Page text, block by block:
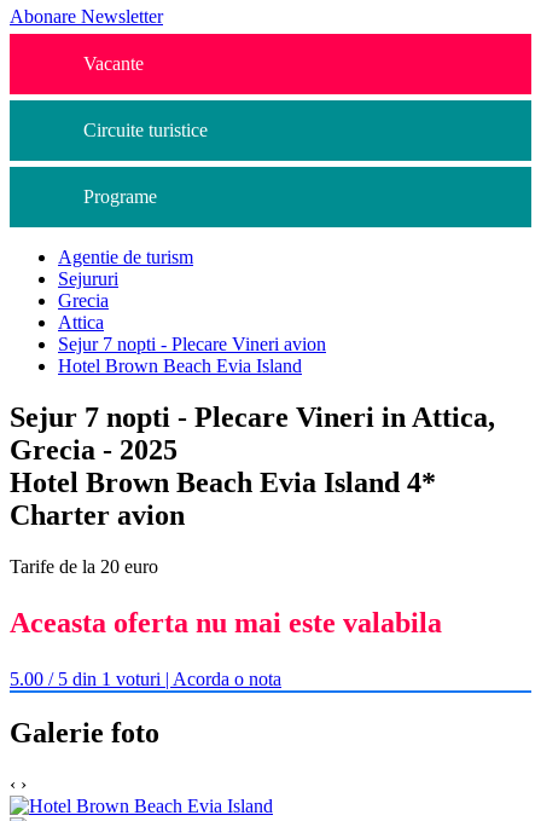
Abonare Newsletter
Vacante
Circuite turistice
Programe
Agentie de turism
Sejururi
Grecia
Attica
Sejur 7 nopti - Plecare Vineri avion
Hotel Brown Beach Evia Island
Sejur 7 nopti - Plecare Vineri in Attica,
Grecia - 2025
Hotel Brown Beach Evia Island 4*
Charter avion
Tarife de la 20 euro
Aceasta oferta nu mai este valabila
5.00 / 5 din 1 voturi | Acorda o nota
Galerie foto
‹ ›